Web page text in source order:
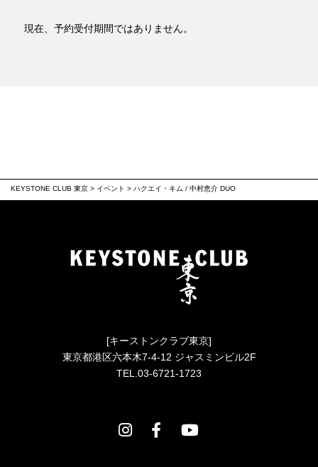
現在、予約受付期間ではありません。
KEYSTONE CLUB 東京 > イベント > ハクエイ・キム / 中村恵介 DUO
[キーストンクラブ東京]
東京都港区六本木7-4-12 ジャスミンビル2F
TEL.03-6721-1723